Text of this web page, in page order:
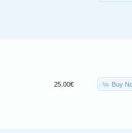
25.00€ Buy